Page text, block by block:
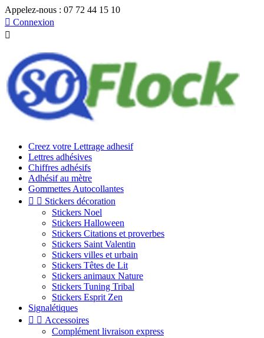
Appelez-nous : 07 72 44 15 10
 Connexion

Creez votre Lettrage adhesif
Lettres adhésives
Chiffres adhésifs
Adhésif au mètre
Gommettes Autocollantes
  Stickers décoration
Stickers Noel
Stickers Halloween
Stickers Citations et proverbes
Stickers Saint Valentin
Stickers villes et urbain
Stickers Têtes de Lit
Stickers animaux Nature
Stickers Tuning Tribal
Stickers Esprit Zen
Signalétiques
  Accessoires
Complément livraison express